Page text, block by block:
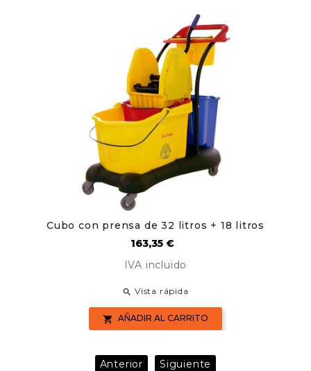
Cubo con prensa de 32 litros + 18 litros
Precio
163,35 €
IVA incluido
 Vista rápida
 AÑADIR AL CARRITO
Anterior Siguiente